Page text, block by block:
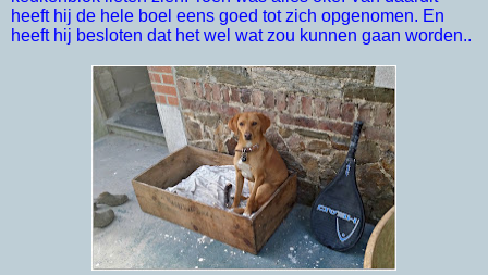
heeft hij de hele boel eens goed tot zich opgenomen. En
heeft hij besloten dat het wel wat zou kunnen gaan worden..